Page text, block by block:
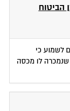
הביטוח
לשמוע כי
שנמכרה לו מכסה